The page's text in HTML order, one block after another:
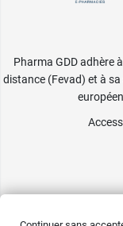
Pharma GDD adhère
distance (Fevad) et à